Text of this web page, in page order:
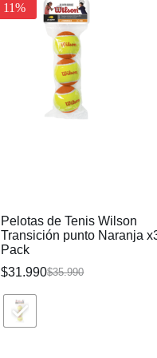
11%
Pelotas de Tenis Wilson
Transición punto Naranja
Pack
$35.990
$31.990